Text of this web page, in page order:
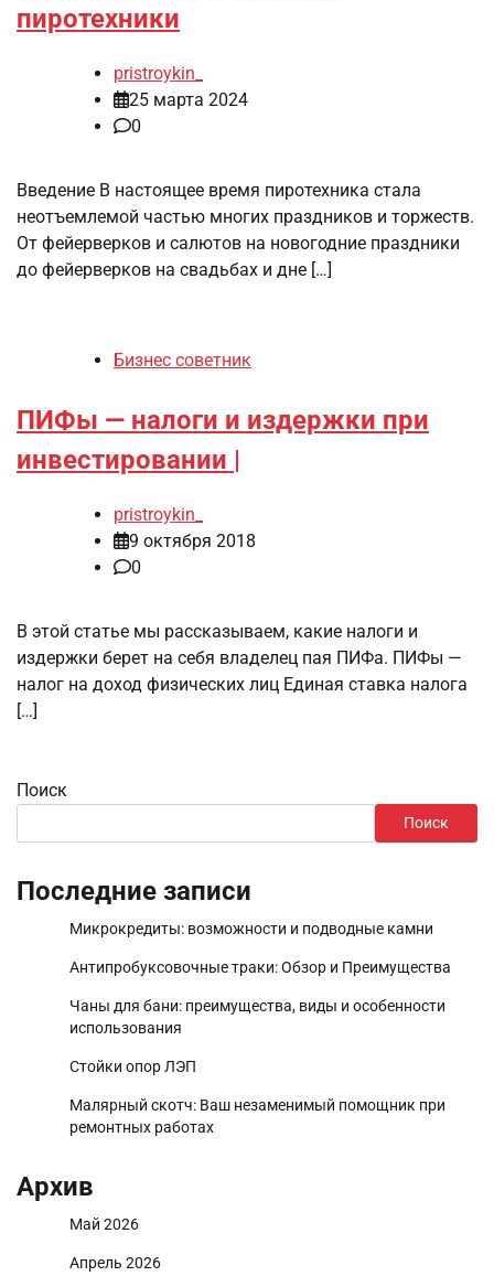
пиротехники
pristroykin_
25 марта 2024
0
Введение В настоящее время пиротехника стала
неотъемлемой частью многих праздников и торжеств.
От фейерверков и салютов на новогодние праздники
до фейерверков на свадьбах и дне […]
Бизнес советник
ПИФы — налоги и издержки при
инвестировании |
pristroykin_
9 октября 2018
0
В этой статье мы рассказываем, какие налоги и
издержки берет на себя владелец пая ПИФа. ПИФы —
налог на доход физических лиц Единая ставка налога
[…]
Поиск
Поиск
Последние записи
Микрокредиты: возможности и подводные камни
Антипробуксовочные траки: Обзор и Преимущества
Чаны для бани: преимущества, виды и особенности
использования
Стойки опор ЛЭП
Малярный скотч: Ваш незаменимый помощник при
ремонтных работах
Архив
Май 2026
Апрель 2026